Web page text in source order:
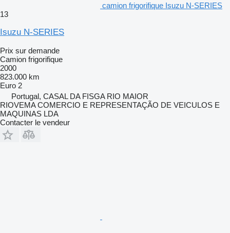
camion frigorifique Isuzu N-SERIES
13
Isuzu N-SERIES
Prix sur demande
Camion frigorifique
2000
823.000 km
Euro 2
Portugal, CASAL DA FISGA RIO MAIOR
RIOVEMA COMERCIO E REPRESENTAÇÃO DE VEICULOS E
MAQUINAS LDA
Contacter le vendeur